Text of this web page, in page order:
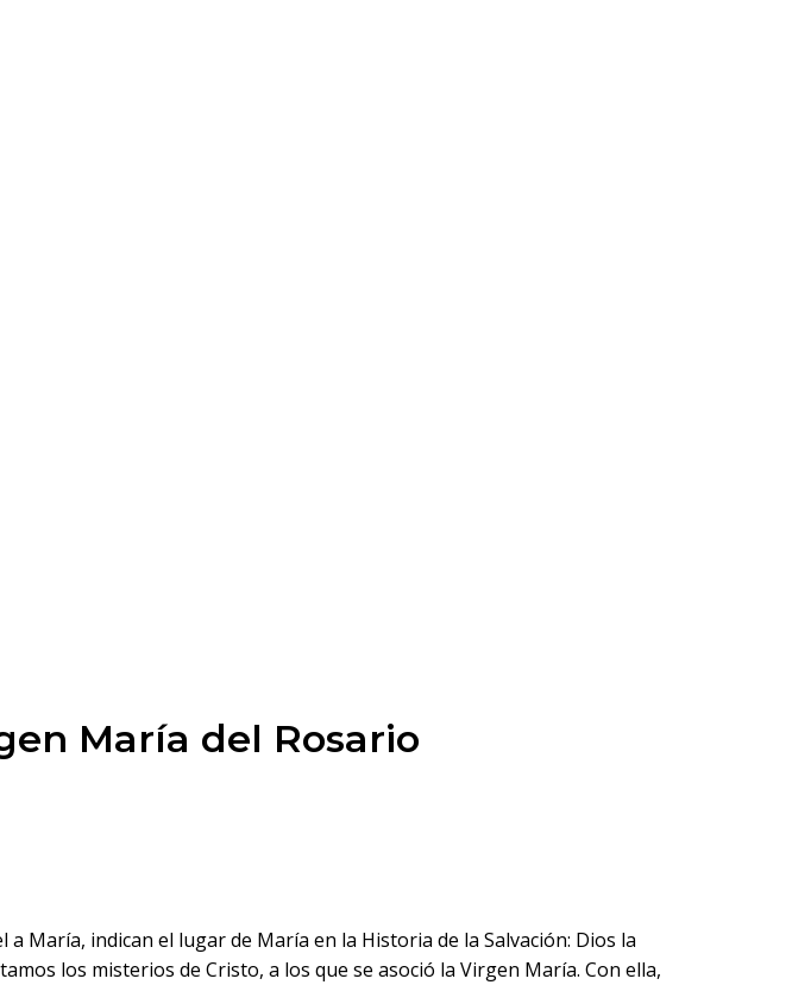
María del Rosario
María, indican el lugar de María en la Historia de la Salvación: Dios la
los misterios de Cristo, a los que se asoció la Virgen María. Con ella,